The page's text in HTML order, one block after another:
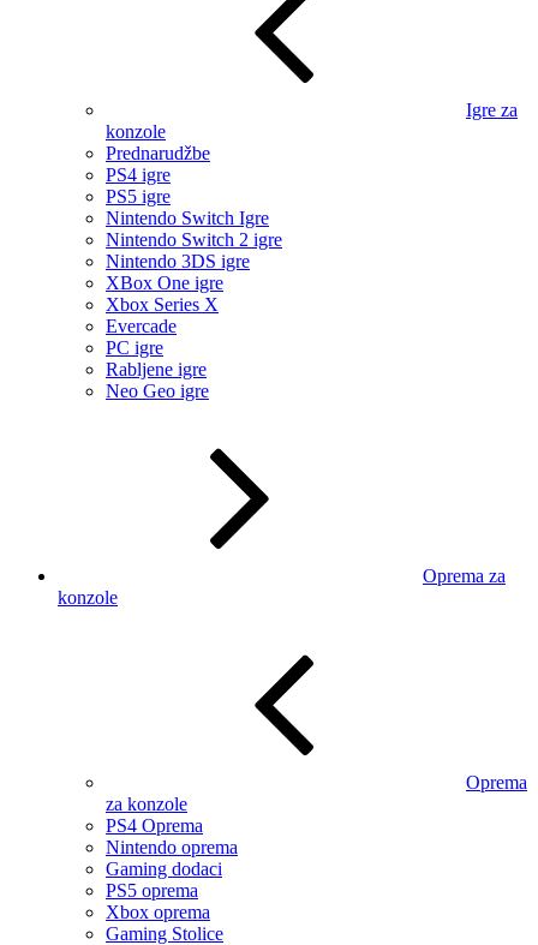
Igre za
konzole
Prednarudžbe
PS4 igre
PS5 igre
Nintendo Switch Igre
Nintendo Switch 2 igre
Nintendo 3DS igre
XBox One igre
Xbox Series X
Evercade
PC igre
Rabljene igre
Neo Geo igre
Oprema za
konzole
Oprema
za konzole
PS4 Oprema
Nintendo oprema
Gaming dodaci
PS5 oprema
Xbox oprema
Gaming Stolice